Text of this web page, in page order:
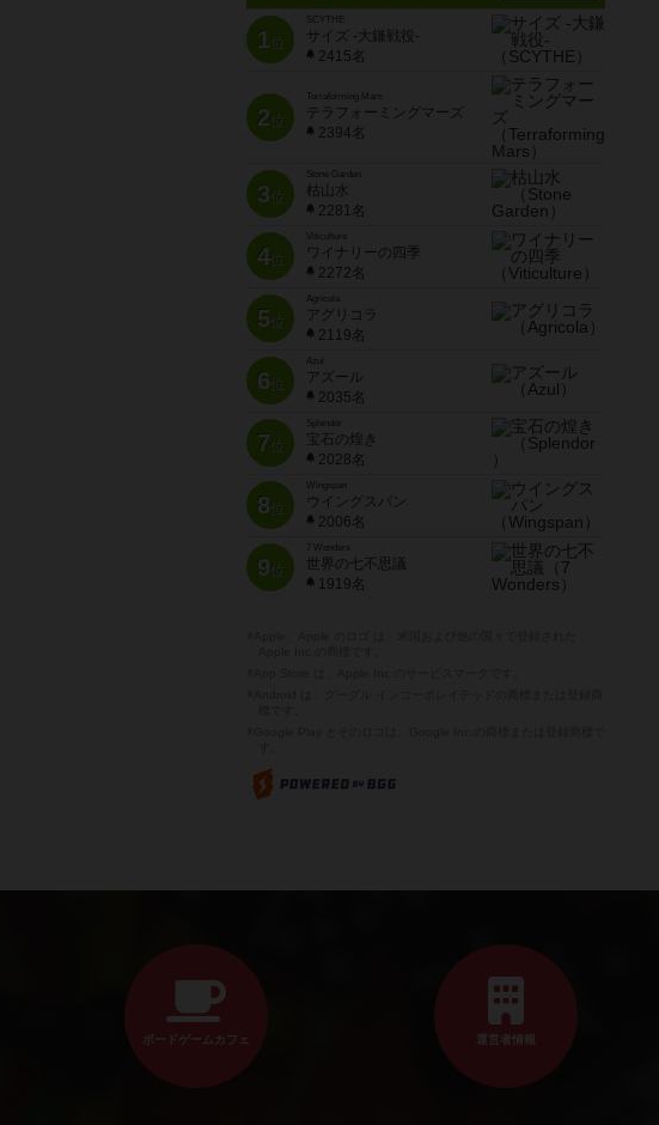
1位
SCYTHE
サイズ -大鎌戦役-
2415名
2位
Terraforming Mars
テラフォーミングマーズ
2394名
3位
Stone Garden
枯山水
2281名
4位
Viticulture
ワイナリーの四季
2272名
5位
Agricola
アグリコラ
2119名
6位
Azul
アズール
2035名
7位
宝石の煌き
2028名
8位
Wingspan
ウイングスパン
2006名
9位
7 Wonders
世界の七不思議
1919名
ボードゲームカフェ 運営者情報